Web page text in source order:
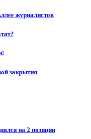
журналистов
закрытия
на 2 позиции